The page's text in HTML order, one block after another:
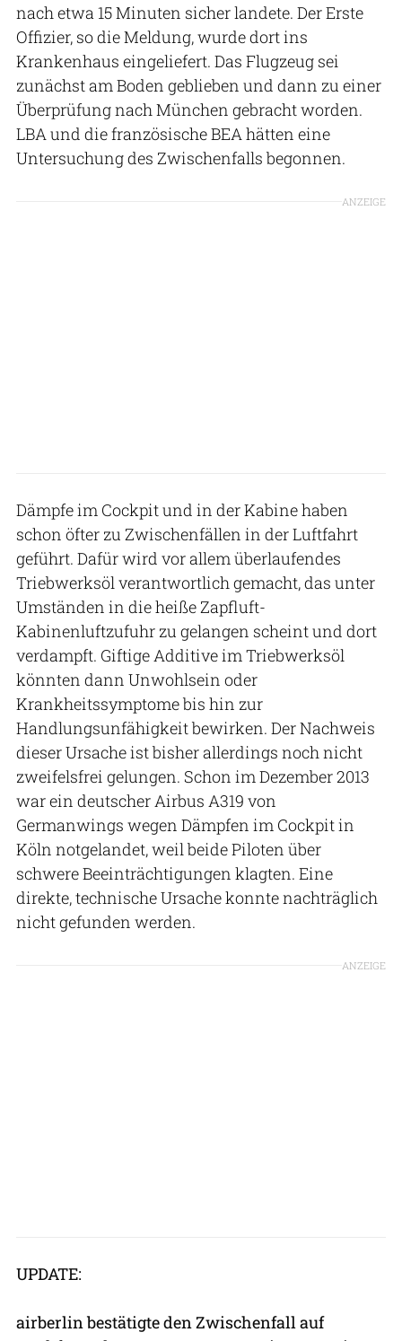
nach etwa 15 Minuten sicher landete. Der Erste
Offizier, so die Meldung, wurde dort ins
Krankenhaus eingeliefert. Das Flugzeug sei
zunächst am Boden geblieben und dann zu einer
Überprüfung nach München gebracht worden.
LBA und die französische BEA hätten eine
Untersuchung des Zwischenfalls begonnen.
ANZEIGE
Dämpfe im Cockpit und in der Kabine haben
schon öfter zu Zwischenfällen in der Luftfahrt
geführt. Dafür wird vor allem überlaufendes
Triebwerksöl verantwortlich gemacht, das unter
Umständen in die heiße Zapfluft-
Kabinenluftzufuhr zu gelangen scheint und dort
verdampft. Giftige Additive im Triebwerksöl
könnten dann Unwohlsein oder
Krankheitssymptome bis hin zur
Handlungsunfähigkeit bewirken. Der Nachweis
dieser Ursache ist bisher allerdings noch nicht
zweifelsfrei gelungen. Schon im Dezember 2013
war ein deutscher Airbus A319 von
Germanwings wegen Dämpfen im Cockpit in
Köln notgelandet, weil beide Piloten über
schwere Beeinträchtigungen klagten. Eine
direkte, technische Ursache konnte nachträglich
nicht gefunden werden.
ANZEIGE
UPDATE:
airberlin bestätigte den Zwischenfall auf